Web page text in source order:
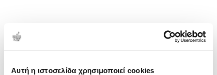
Αυτή η ιστοσελίδα χρησιμοποιεί cookies